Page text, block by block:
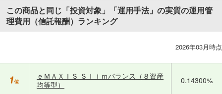
この商品と同じ「投資対象」「運用手法」の実質の運用管
理費用（信託報酬）ランキング
2026年03月時点
ｅＭＡＸＩＳ Ｓｌｉｍバランス（８資産
均等型）
0.14300%